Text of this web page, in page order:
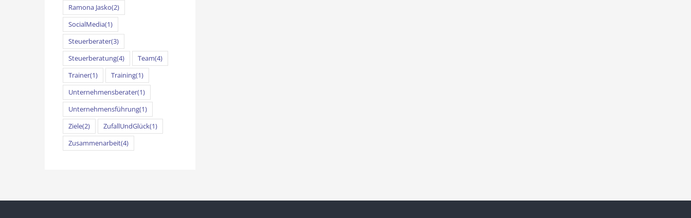
Ramona Jasko(2)
SocialMedia(1)
Steuerberater(3)
Steuerberatung(4) Team(4)
Trainer(1) Training(1)
Unternehmensberater(1)
Unternehmensführung(1)
Ziele(2) ZufallUndGlück(1)
Zusammenarbeit(4)